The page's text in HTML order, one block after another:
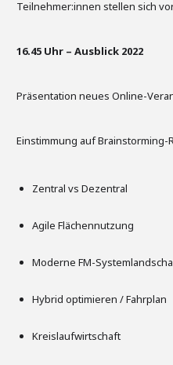
Teilnehmer:innen stellen sich
16.45 Uhr – Ausblick 2022
Präsentation neues Online-
Einstimmung auf
Zentral vs Dezentral
Agile Flächennutzung
Moderne FM-
Hybrid optimieren / Fahrplan
Kreislaufwirtschaft